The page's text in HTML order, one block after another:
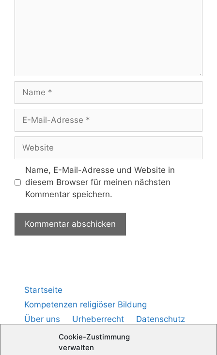
Cookie-Zustimmung
verwalten
Name, E-Mail-Adresse und Website in
diesem Browser für meinen nächsten
Kommentar speichern.
Startseite
Kompetenzen religiöser Bildung
Über uns
Urheberrecht
Datenschutz
Impressum
Cookie-Richtlinie (